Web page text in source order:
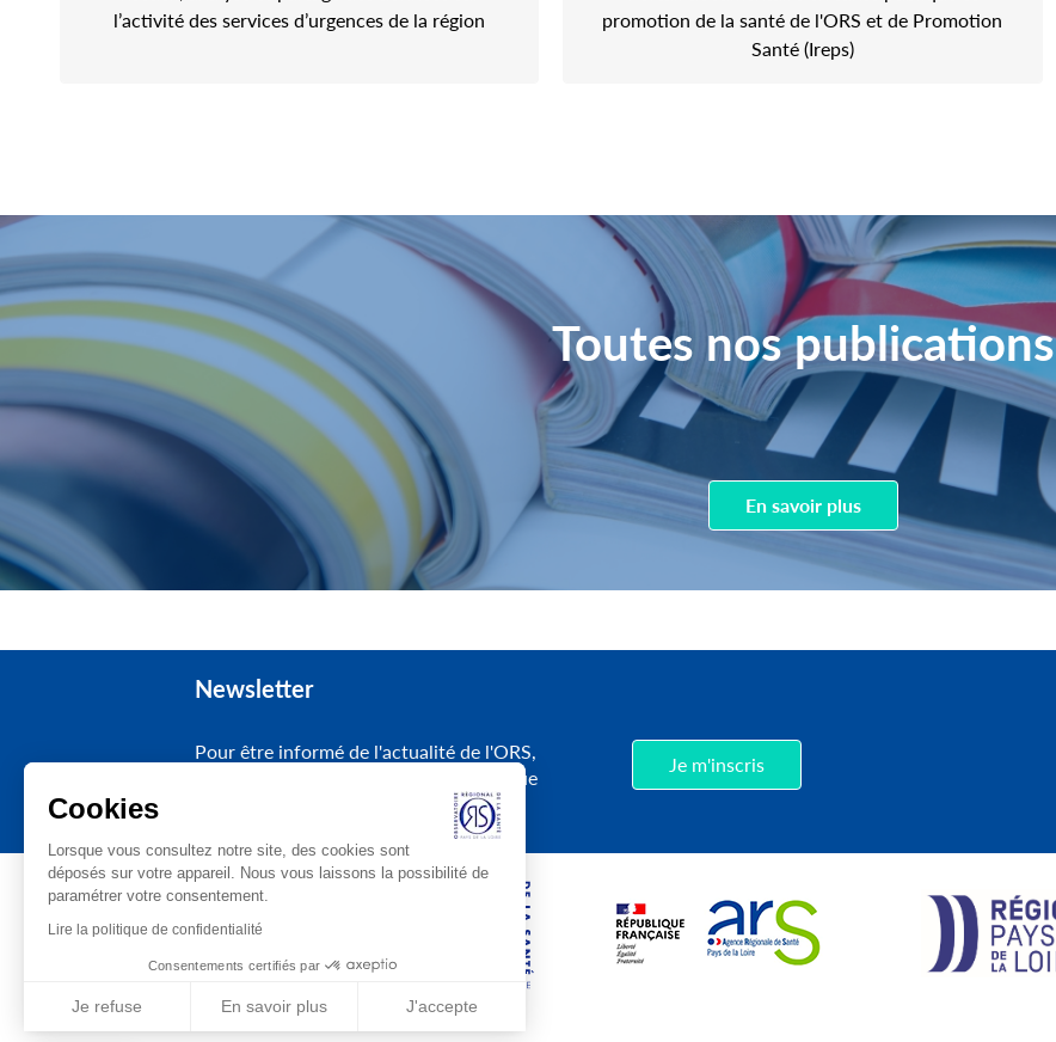
l’activité des services d’urgences de la région
promotion de la santé de l'ORS et de Promotion
Santé (Ireps)
Toutes nos publications
En savoir plus
Newsletter
Pour être informé de l'actualité de l'ORS,
inscrivez-vous à notre lettre électronique
Je m'inscris
Cookies
Lorsque vous consultez notre site, des cookies sont
déposés sur votre appareil. Nous vous laissons la possibilité de
paramétrer votre consentement.
Lire la politique de confidentialité
Consentements certifiés par
Je refuse En savoir plus J'accepte